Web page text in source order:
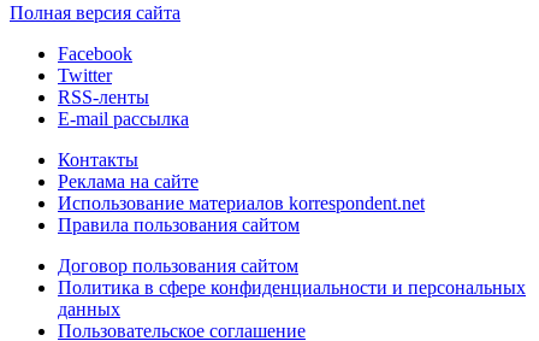
Полная версия сайта
Facebook
Twitter
RSS-ленты
E-mail рассылка
Контакты
Реклама на сайте
Использование материалов korrespondent.net
Правила пользования сайтом
Договор пользования сайтом
Политика в сфере конфиденциальности и персональных
данных
Пользовательское соглашение